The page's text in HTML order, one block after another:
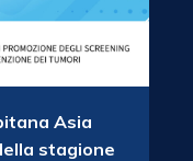
Asia
stagione